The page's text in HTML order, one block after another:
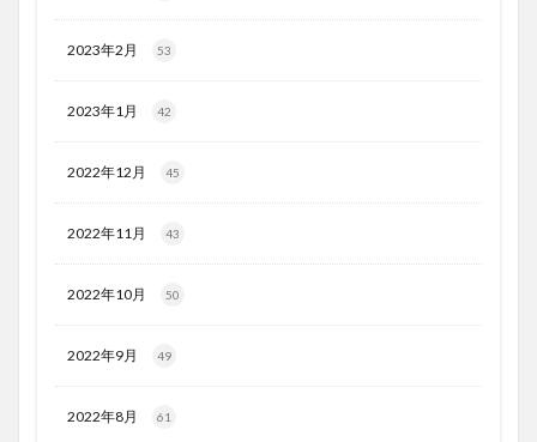
2023年2月 53
2023年1月 42
2022年12月 45
2022年11月 43
2022年10月 50
2022年9月 49
2022年8月 61